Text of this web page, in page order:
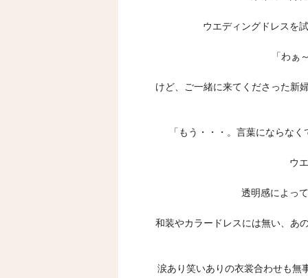
ウエディングドレスを
「わぁ
けど、ご一緒に来てくださった新
「もう・・・。言葉にならな
ウ
透明感によっ
和装やカラードレスには無い、あ
涙あり笑いありの衣裳合わせも無